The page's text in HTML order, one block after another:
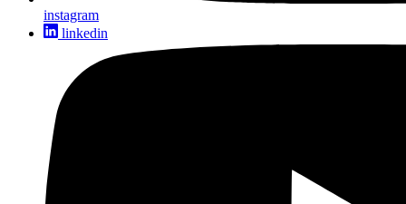
instagram
linkedin